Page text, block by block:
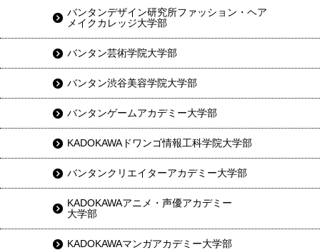
バンタンデザイン研究所ファッション・ヘア
メイクカレッジ大学部
バンタン芸術学院大学部
バンタン渋谷美容学院大学部
バンタンゲームアカデミー大学部
KADOKAWAドワンゴ情報工科学院大学部
バンタンクリエイターアカデミー大学部
KADOKAWAアニメ・声優アカデミー
大学部
KADOKAWAマンガアカデミー大学部